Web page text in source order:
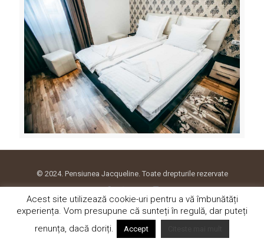
© 2024. Pensiunea Jacqueline. Toate drepturile rezervate
Acest site utilizează cookie-uri pentru a vă îmbunătăți
experiența. Vom presupune că sunteți în regulă, dar puteți
renunța, dacă doriți.
Accept